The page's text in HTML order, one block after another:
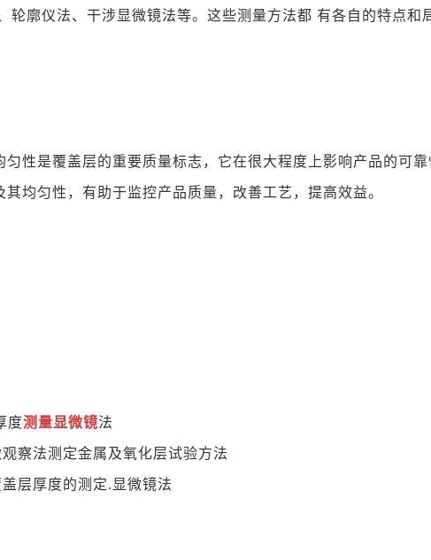
轮廓仪法、干涉显微镜法等。这些测量方法都 有各自的特点和
性是覆盖层的重要质量标志，它在很大程度上影响产品的可
均匀性，有助于监控产品质量，改善工艺，提高效益。
度测量显微镜法
察法测定金属及氧化层试验方法
层厚度的测定.显微镜法